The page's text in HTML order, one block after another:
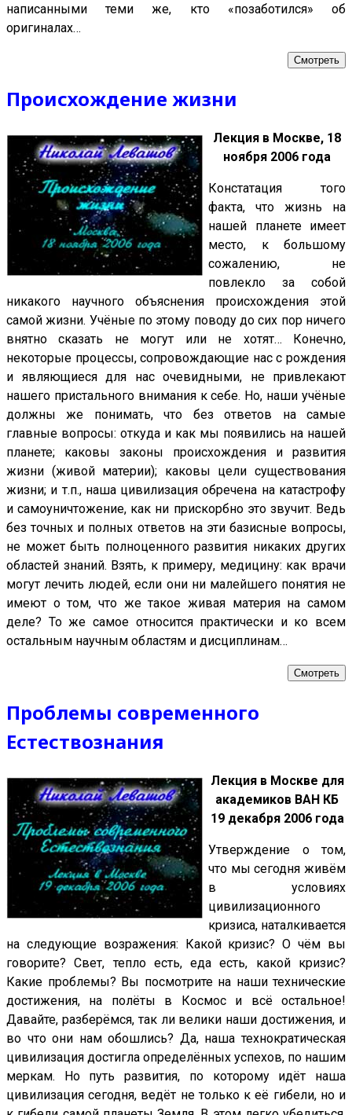
написанными теми же, кто «позаботился» об
оригиналах…
Смотреть
Происхождение жизни
Лекция в Москве, 18
ноября 2006 года
Констатация того
факта, что жизнь на
нашей планете имеет
место, к большому
сожалению, не
повлекло за собой
никакого научного объяснения происхождения этой
самой жизни. Учёные по этому поводу до сих пор ничего
внятно сказать не могут или не хотят… Конечно,
некоторые процессы, сопровождающие нас с рождения
и являющиеся для нас очевидными, не привлекают
нашего пристального внимания к себе. Но, наши учёные
должны же понимать, что без ответов на самые
главные вопросы: откуда и как мы появились на нашей
планете; каковы законы происхождения и развития
жизни (живой материи); каковы цели существования
жизни; и т.п., наша цивилизация обречена на катастрофу
и самоуничтожение, как ни прискорбно это звучит. Ведь
без точных и полных ответов на эти базисные вопросы,
не может быть полноценного развития никаких других
областей знаний. Взять, к примеру, медицину: как врачи
могут лечить людей, если они ни малейшего понятия не
имеют о том, что же такое живая материя на самом
деле? То же самое относится практически и ко всем
остальным научным областям и дисциплинам…
Смотреть
Проблемы современного
Естествознания
Лекция в Москве для
академиков ВАН КБ
19 декабря 2006 года
Утверждение о том,
что мы сегодня живём
в условиях
цивилизационного
кризиса, наталкивается
на следующие возражения: Какой кризис? О чём вы
говорите? Свет, тепло есть, еда есть, какой кризис?
Какие проблемы? Вы посмотрите на наши технические
достижения, на полёты в Космос и всё остальное!
Давайте, разберёмся, так ли велики наши достижения, и
во что они нам обошлись? Да, наша технократическая
цивилизация достигла определённых успехов, по нашим
меркам. Но путь развития, по которому идёт наша
цивилизация сегодня, ведёт не только к её гибели, но и